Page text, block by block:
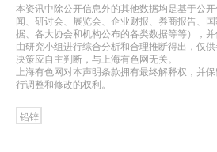
本资讯中除公开信息外的其他数据均是基于公
闻、研讨会、展览会、企业财报、券商报告、
据、各大协会和机构公布的各类数据等等），
由研究小组进行综合分析和合理推断得出，仅
决策应自主判断，与上海有色网无关。
上海有色网对本声明条款拥有最终解释权，并
行调整和修改的权利。
铅锌